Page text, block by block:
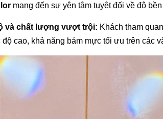
mang đến sự yên tâm tuyệt đối về độ
và chất lượng vượt trội: Khách tham
cao, khả năng bám mực tối ưu trên các